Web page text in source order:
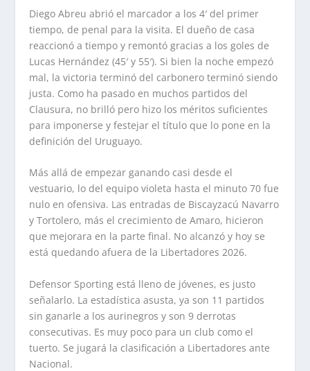
Diego Abreu abrió el marcador a los 4′ del primer
tiempo, de penal para la visita. El dueño de casa
reaccionó a tiempo y remontó gracias a los goles de
Lucas Hernández (45′ y 55′). Si bien la noche empezó
mal, la victoria terminó del carbonero terminó siendo
justa. Como ha pasado en muchos partidos del
Clausura, no brilló pero hizo los méritos suficientes
para imponerse y festejar el título que lo pone en la
definición del Uruguayo.
Más allá de empezar ganando casi desde el
vestuario, lo del equipo violeta hasta el minuto 70 fue
nulo en ofensiva. Las entradas de Biscayzacú Navarro
y Tortolero, más el crecimiento de Amaro, hicieron
que mejorara en la parte final. No alcanzó y hoy se
está quedando afuera de la Libertadores 2026.
Defensor Sporting está lleno de jóvenes, es justo
señalarlo. La estadística asusta, ya son 11 partidos
sin ganarle a los aurinegros y son 9 derrotas
consecutivas. Es muy poco para un club como el
tuerto. Se jugará la clasificación a Libertadores ante
Nacional.